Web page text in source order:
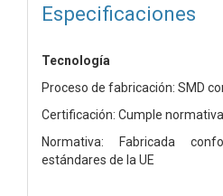
Especificaciones
Tecnología
Proceso de fabricación: SMD
Certificación: Cumple
Normativa: Fabricada
estándares de la UE